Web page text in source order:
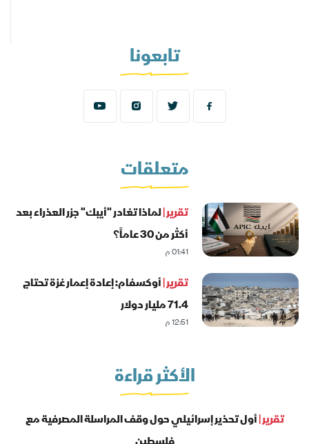
تابعونا
متعلقات
تقرير |لماذا تغادر "أيبك" جزر العذراء بعد
أكثر من 30 عاماً؟
01:41 م
تقرير |أوكسفام: إعادة إعمار غزة تحتاج
71.4 مليار دولار
12:51 م
الأكثر قراءة
تقرير |أول تحذير إسرائيلي حول وقف المراسلة المصرفية مع